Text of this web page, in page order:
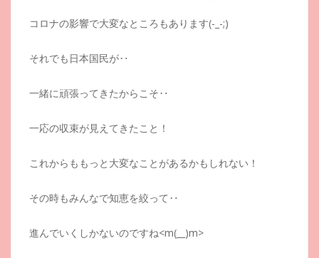
コロナの影響で大変なところもあります(-_-;)
それでも日本国民が‥
一緒に頑張ってきたからこそ‥
一応の収束が見えてきたこと！
これからももっと大変なことがあるかもしれない！
その時もみんなで知恵を絞って‥
進んでいくしかないのですね<m(__)m>